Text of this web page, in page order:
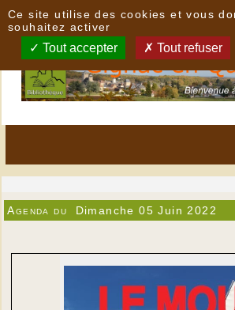
Agenda du Dimanche 05 Juin 2022
Ce site utilise des cookies et vous
souhaitez activer
Tout accepter Tout refuser